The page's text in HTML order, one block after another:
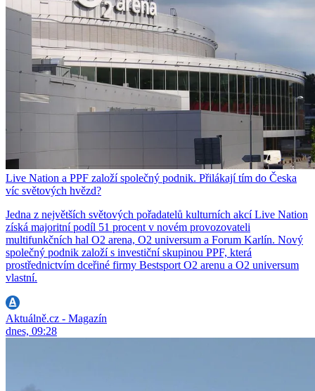
Live Nation a PPF založí společný podnik. Přilákají tím do Česka
víc světových hvězd?
Jedna z největších světových pořadatelů kulturních akcí Live Nation
získá majoritní podíl 51 procent v novém provozovateli
multifunkčních hal O2 arena, O2 universum a Forum Karlín. Nový
společný podnik založí s investiční skupinou PPF, která
prostřednictvím dceřiné firmy Bestsport O2 arenu a O2 universum
vlastní.
Aktuálně.cz - Magazín
dnes, 09:28